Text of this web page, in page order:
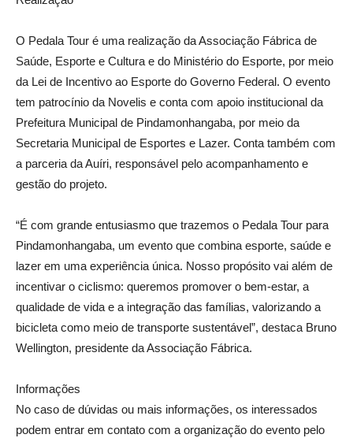
O Pedala Tour é uma realização da Associação Fábrica de
Saúde, Esporte e Cultura e do Ministério do Esporte, por meio
da Lei de Incentivo ao Esporte do Governo Federal. O evento
tem patrocínio da Novelis e conta com apoio institucional da
Prefeitura Municipal de Pindamonhangaba, por meio da
Secretaria Municipal de Esportes e Lazer. Conta também com
a parceria da Auíri, responsável pelo acompanhamento e
gestão do projeto.
“É com grande entusiasmo que trazemos o Pedala Tour para
Pindamonhangaba, um evento que combina esporte, saúde e
lazer em uma experiência única. Nosso propósito vai além de
incentivar o ciclismo: queremos promover o bem-estar, a
qualidade de vida e a integração das famílias, valorizando a
bicicleta como meio de transporte sustentável”, destaca Bruno
Wellington, presidente da Associação Fábrica.
Informações
No caso de dúvidas ou mais informações, os interessados
podem entrar em contato com a organização do evento pelo